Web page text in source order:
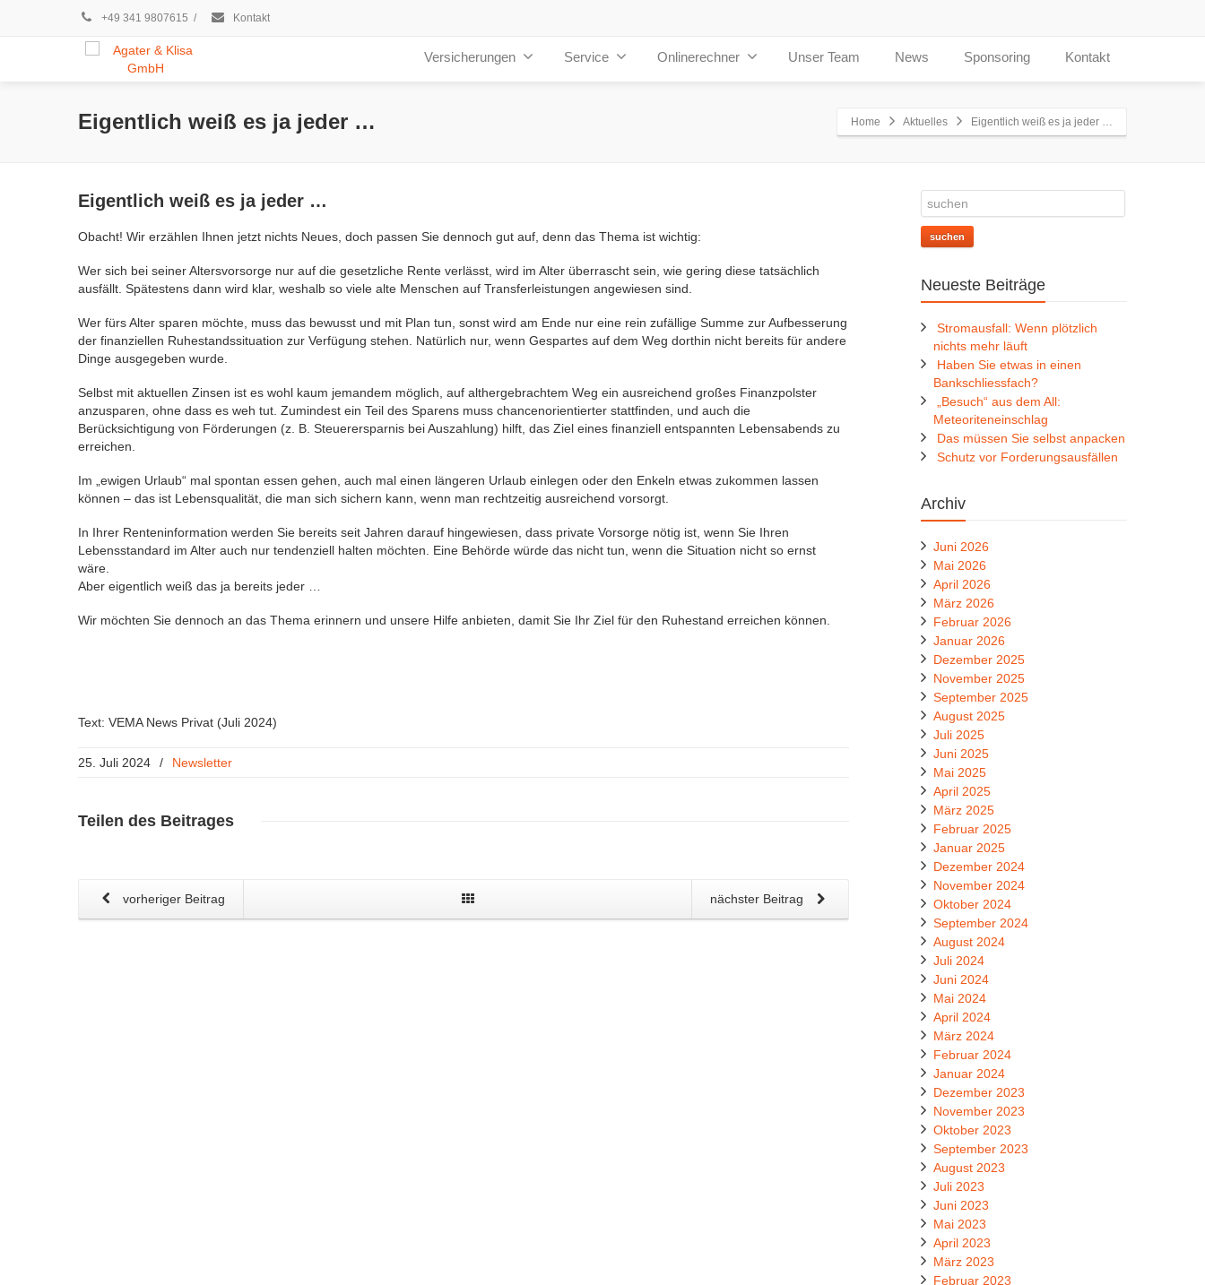
+49 341 9807615 / Kontakt
Versicherungen Service Onlinerechner Unser Team News Sponsoring Kontakt
Eigentlich weiß es ja jeder … Home Aktuelles Eigentlich weiß es ja jeder …
Eigentlich weiß es ja jeder …
Obacht! Wir erzählen Ihnen jetzt nichts Neues, doch passen Sie dennoch gut auf, denn das Thema ist wichtig:
Wer sich bei seiner Altersvorsorge nur auf die gesetzliche Rente verlässt, wird im Alter überrascht sein, wie gering diese tatsächlich
ausfällt. Spätestens dann wird klar, weshalb so viele alte Menschen auf Transferleistungen angewiesen sind.
Wer fürs Alter sparen möchte, muss das bewusst und mit Plan tun, sonst wird am Ende nur eine rein zufällige Summe zur Aufbesserung
der finanziellen Ruhestandssituation zur Verfügung stehen. Natürlich nur, wenn Gespartes auf dem Weg dorthin nicht bereits für andere
Dinge ausgegeben wurde.
Selbst mit aktuellen Zinsen ist es wohl kaum jemandem möglich, auf althergebrachtem Weg ein ausreichend großes Finanzpolster
anzusparen, ohne dass es weh tut. Zumindest ein Teil des Sparens muss chancenorientierter stattfinden, und auch die
Berücksichtigung von Förderungen (z. B. Steuerersparnis bei Auszahlung) hilft, das Ziel eines finanziell entspannten Lebensabends zu
erreichen.
Im „ewigen Urlaub“ mal spontan essen gehen, auch mal einen längeren Urlaub einlegen oder den Enkeln etwas zukommen lassen
können – das ist Lebensqualität, die man sich sichern kann, wenn man rechtzeitig ausreichend vorsorgt.
In Ihrer Renteninformation werden Sie bereits seit Jahren darauf hingewiesen, dass private Vorsorge nötig ist, wenn Sie Ihren
Lebensstandard im Alter auch nur tendenziell halten möchten. Eine Behörde würde das nicht tun, wenn die Situation nicht so ernst
wäre.
Aber eigentlich weiß das ja bereits jeder …
Wir möchten Sie dennoch an das Thema erinnern und unsere Hilfe anbieten, damit Sie Ihr Ziel für den Ruhestand erreichen können.
Text: VEMA News Privat (Juli 2024)
25. Juli 2024 / Newsletter
Teilen des Beitrages
nächster Beitrag
vorheriger Beitrag
suchen
Neueste Beiträge
Stromausfall: Wenn plötzlich
nichts mehr läuft
Haben Sie etwas in einen
Bankschliessfach?
„Besuch“ aus dem All:
Meteoriteneinschlag
Das müssen Sie selbst anpacken
Schutz vor Forderungsausfällen
Archiv
Juni 2026
Mai 2026
April 2026
März 2026
Februar 2026
Januar 2026
Dezember 2025
November 2025
September 2025
August 2025
Juli 2025
Juni 2025
Mai 2025
April 2025
März 2025
Februar 2025
Januar 2025
Dezember 2024
November 2024
Oktober 2024
September 2024
August 2024
Juli 2024
Juni 2024
Mai 2024
April 2024
März 2024
Februar 2024
Januar 2024
Dezember 2023
November 2023
Oktober 2023
September 2023
August 2023
Juli 2023
Juni 2023
Mai 2023
April 2023
März 2023
Februar 2023